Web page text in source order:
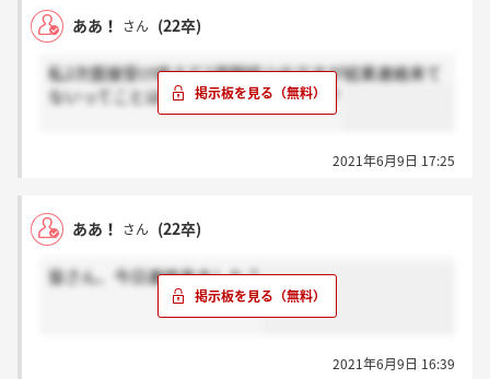
ああ！ さん (22卒)
私2次面接受け終えて2週間経つのですが結果連絡来て
ないってことは落ちたのでしょうか？？
2021年6月9日 17:25
ああ！ さん (22卒)
皆さん、今日連絡来ました？
2021年6月9日 16:39